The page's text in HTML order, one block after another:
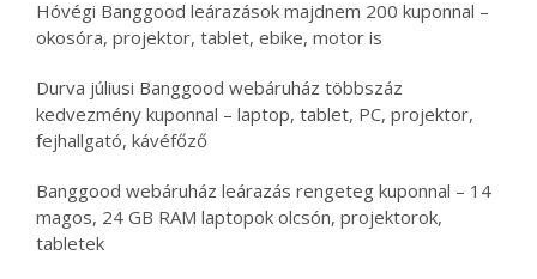
Hóvégi Banggood leárazások majdnem 200 kuponnal –
okosóra, projektor, tablet, ebike, motor is
Durva júliusi Banggood webáruház többszáz
kedvezmény kuponnal – laptop, tablet, PC, projektor,
fejhallgató, kávéfőző
Banggood webáruház leárazás rengeteg kuponnal – 14
magos, 24 GB RAM laptopok olcsón, projektorok,
tabletek